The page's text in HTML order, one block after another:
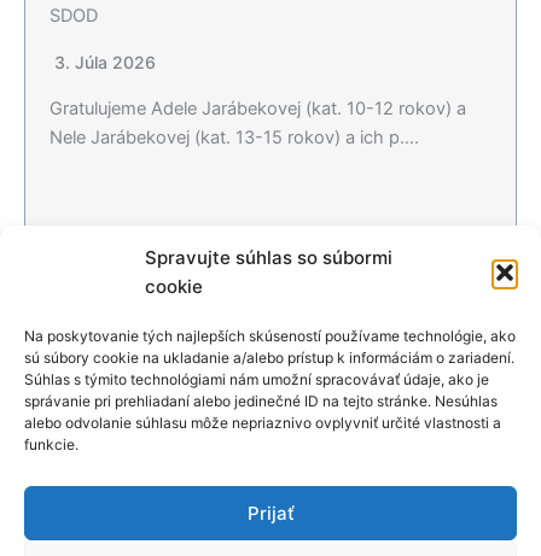
Spravujte súhlas so súbormi
cookie
Na poskytovanie tých najlepších skúseností používame technológie, ako
sú súbory cookie na ukladanie a/alebo prístup k informáciám o zariadení.
Súhlas s týmito technológiami nám umožní spracovávať údaje, ako je
správanie pri prehliadaní alebo jedinečné ID na tejto stránke. Nesúhlas
alebo odvolanie súhlasu môže nepriaznivo ovplyvniť určité vlastnosti a
funkcie.
Prijať
SDOD
3. Júla 2026
Gratulujeme Adele Jarábekovej (kat. 10-12 rokov) a
Nele Jarábekovej (kat. 13-15 rokov) a ich p….
Čítať viac…
Všetky aktuality
Podporili nás